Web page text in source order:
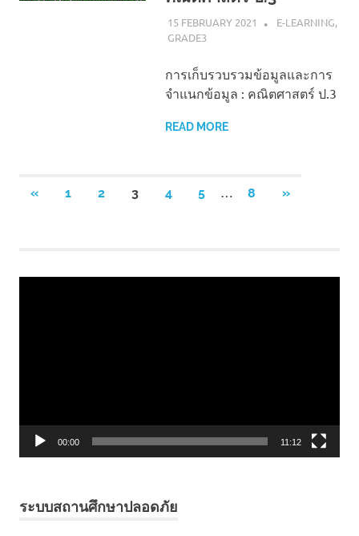
15 FEBRUARY 2021 NAPASS
E-LEARNING,
GRADE3
การเก็บรวบรวมข้อมูลและการ
จำแนกข้อมูล : คณิตศาสตร์ ป.3
READ MORE
Posts
«PREVIOUS
1 2 3 4 5 8
NEXT
»
00:00 11:12
ระบบสถานศึกษาปลอดภัย